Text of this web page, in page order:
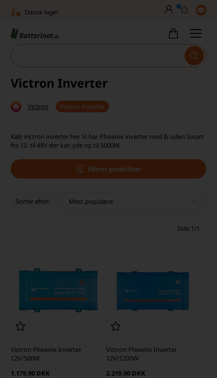
Dansk lager
Høj kundetilfredshed
Dag-til-dag levering
Fri fragt over 499,-
30 dages returret
0
Victron Inverter
Victron Victron Inverter
Køb Victron inverter her. Vi har Phoenix inverter med & uden Smart
fra 12- til 48V der kan yde op til 5000W.
Filtrer produkter
Sorter efter:
Side 1/1
Victron Phoenix Inverter
12V/500W
1.179,00 DKK
Victron Phoenix Inverter
12V/1200W
2.219,00 DKK